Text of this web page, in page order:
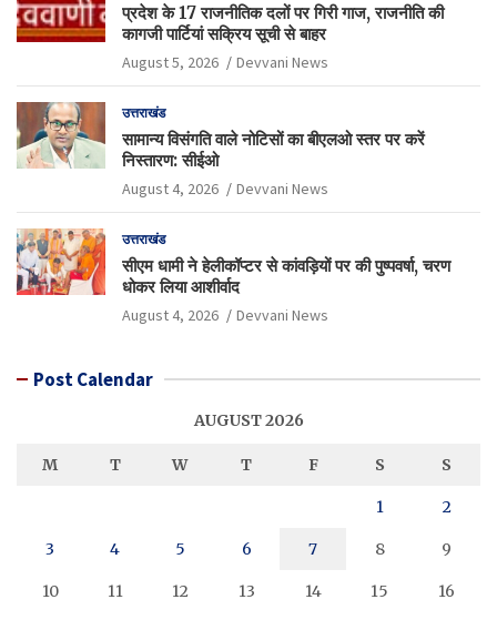
प्रदेश के 17 राजनीतिक दलों पर गिरी गाज, राजनीति की
कागजी पार्टियां सक्रिय सूची से बाहर
August 5, 2026 Devvani News
उत्तराखंड
सामान्य विसंगति वाले नोटिसों का बीएलओ स्तर पर करें
निस्तारण: सीईओ
August 4, 2026 Devvani News
उत्तराखंड
सीएम धामी ने हेलीकॉप्टर से कांवड़ियों पर की पुष्पवर्षा, चरण
धोकर लिया आशीर्वाद
August 4, 2026 Devvani News
Post Calendar
AUGUST 2026
M T W T F S S
1 2
3 4 5 6 7 8 9
10 11 12 13 14 15 16